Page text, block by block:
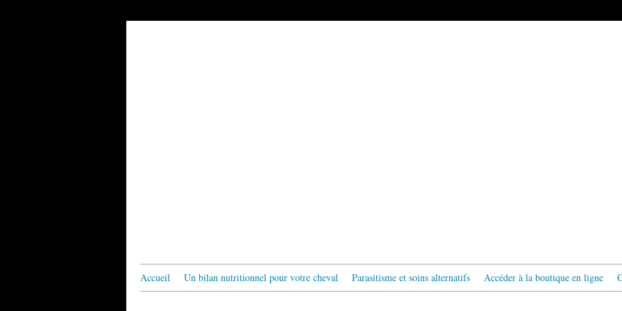
Accueil Un bilan nutritionnel pour votre cheval Parasitisme et soins alternatifs Accéder à la boutique en ligne